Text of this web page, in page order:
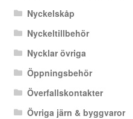
Nyckelskåp
Nyckeltillbehör
Nycklar övriga
Öppningsbehör
Överfallskontakter
Övriga järn & byggvaror